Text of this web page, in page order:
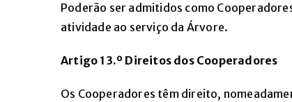
Poderão ser admitidos como
atividade ao serviço da Árvore.
Artigo 13.º Direitos dos Cooperadores
Os Cooperadores têm direito,